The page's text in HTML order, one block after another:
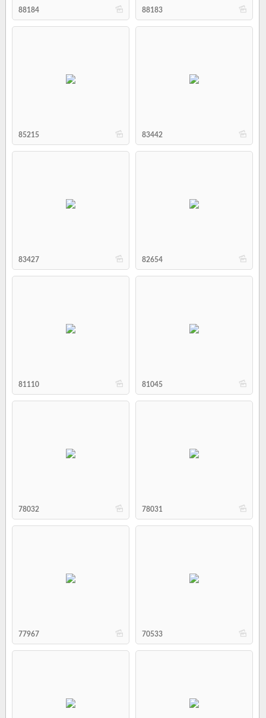
b
88184 b
88183
b
85215 b
83442
b
83427 b
82654
b
81110 b
81045
b
78032 b
78031
b
77967 b
70533